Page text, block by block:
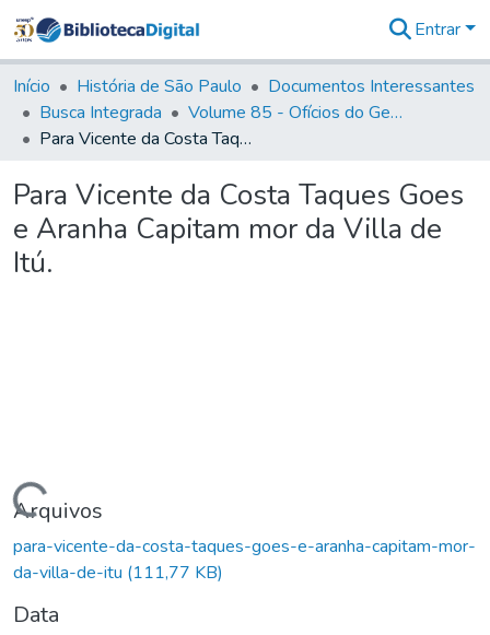
&
Coleções
Tudo na
Biblioteca
Estatísticas
Entrar
Início História de São Paulo
Documentos Interessantes
Busca Integrada
Volume 85 - Ofícios do General Francisco da Cunha Menezes (Governador da Capitania): 1782- 1786
Para Vicente da Costa Taques Goes e Aranha Capitam mor da Villa de Itú.
Para Vicente da Costa Taques Goes
e Aranha Capitam mor da Villa de
Itú.
Carregando...
Arquivos
para-vicente-da-costa-taques-goes-e-aranha-capitam-mor-
da-villa-de-itu (111,77 KB)
Data